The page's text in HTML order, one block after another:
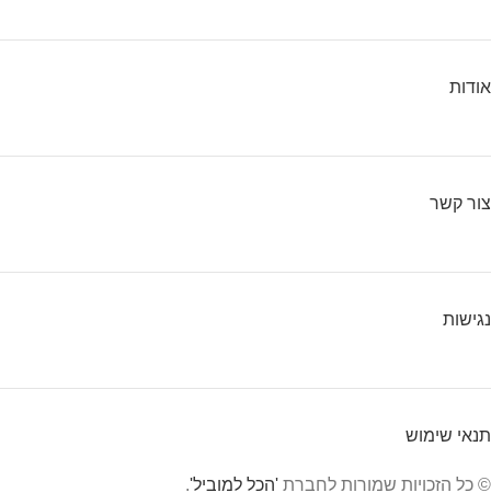
אודות
צור קשר
נגישות
תנאי שימוש
© כל הזכויות שמורות לחברת 'הכל למוביל'.